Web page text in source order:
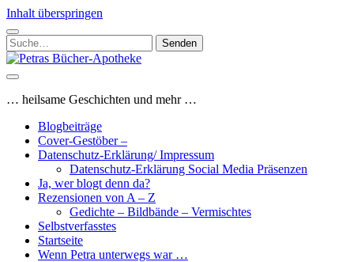
Inhalt überspringen
Suchen
nach:
Petras
Bücher-
… heilsame Geschichten und mehr …
Blogbeiträge
Cover-Gestöber –
Datenschutz-Erklärung/ Impressum
Datenschutz-Erklärung Social Media Präsenzen
Ja, wer blogt denn da?
Rezensionen von A – Z
Gedichte – Bildbände – Vermischtes
Selbstverfasstes
Startseite
Wenn Petra unterwegs war …